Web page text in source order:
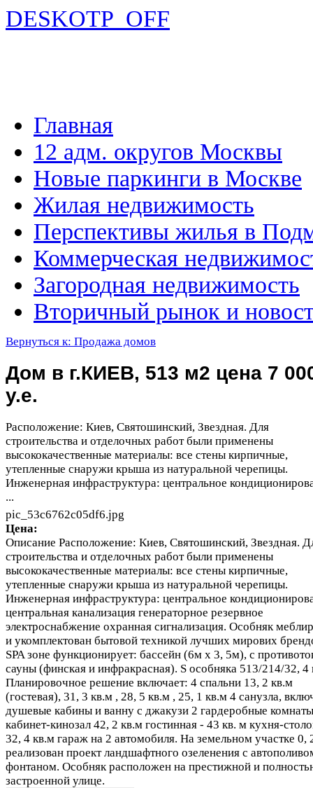
DESKOTP_OFF
Главная
12 адм. округов Москвы
Новые паркинги в Москве
Жилая недвижимость
Перспективы жилья в
Коммерческая
Загородная недвижимость
Вторичный рынок и
Вернуться к: Продажа домов
Дом в г.КИЕВ, 513 м2 цена 7
у.е.
Расположение: Киев, Святошинский, Звездная. Для
строительства и отделочных работ были применены
высококачественные материалы: все стены кирпичные,
утепленные снаружи крыша из натуральной черепицы.
Инженерная инфраструктура: центральное
...
pic_53c6762c05df6.jpg
Цена:
Описание Расположение: Киев, Святошинский, Звездная.
строительства и отделочных работ были применены
высококачественные материалы: все стены кирпичные,
утепленные снаружи крыша из натуральной черепицы.
Инженерная инфраструктура: центральное
центральная канализация генераторное резервное
электроснабжение охранная сигнализация. Особняк
и укомплектован бытовой техникой лучших мирових
SPA зоне функционирует: бассейн (6м х 3, 5м), с
сауны (финская и инфракрасная). S особняка 513/214/32, 4
Планировочное решение включает: 4 спальни 13, 2 кв.м
(гостевая), 31, 3 кв.м , 28, 5 кв.м , 25, 1 кв.м 4 санузла,
душевые кабины и ванну с джакузи 2 гардеробные комнаты
кабинет-кинозал 42, 2 кв.м гостинная - 43 кв. м кухня-
32, 4 кв.м гараж на 2 автомобиля. На земельном участке 0,
реализован проект ландшафтного озеленения с
фонтаном. Особняк расположен на престижной и
застроенной улице.